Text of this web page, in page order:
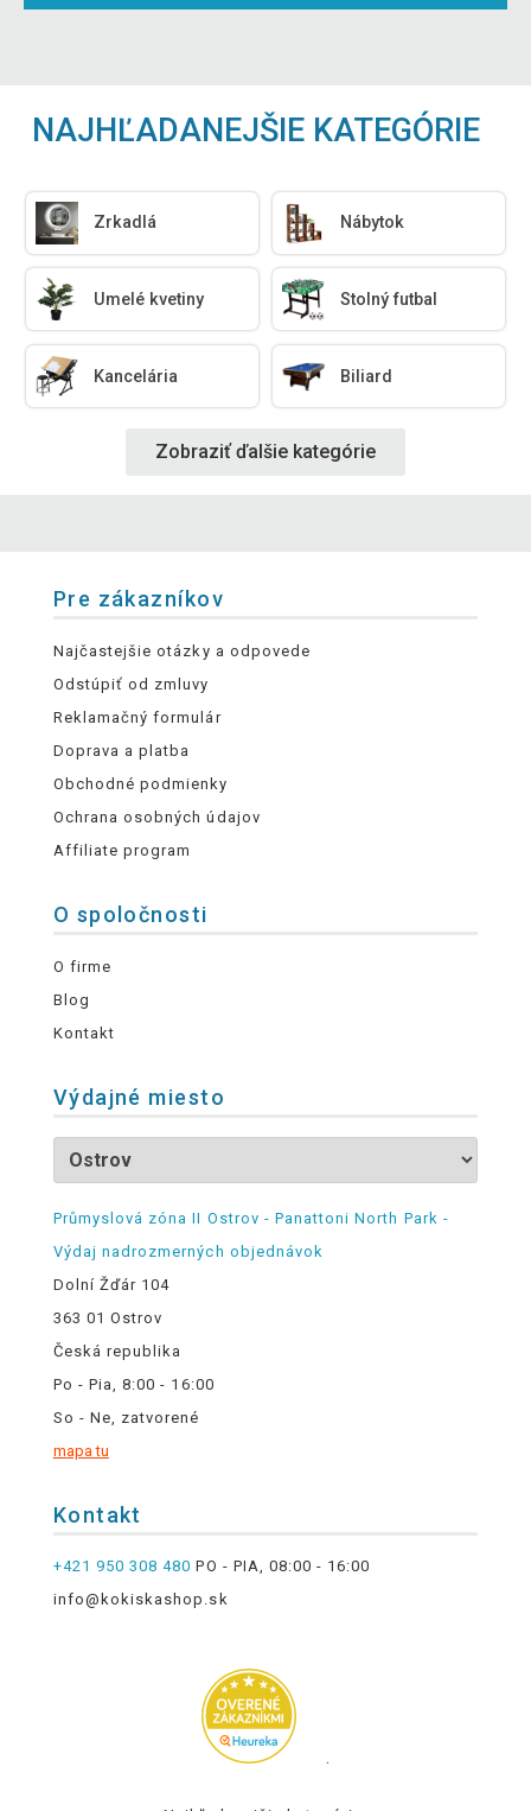
NAJHĽADANEJŠIE KATEGÓRIE
Zrkadlá Nábytok
Umelé kvetiny Stolný futbal
Kancelária Biliard
Zobraziť ďalšie kategórie
Pre zákazníkov
Najčastejšie otázky a odpovede
Odstúpiť od zmluvy
Reklamačný formulár
Doprava a platba
Obchodné podmienky
Ochrana osobných údajov
Affiliate program
O spoločnosti
O firme
Blog
Kontakt
Výdajné miesto
Průmyslová zóna II Ostrov - Panattoni North Park -
Výdaj nadrozmerných objednávok
Dolní Žďár 104
363 01 Ostrov
Česká republika
Po - Pia, 8:00 - 16:00
So - Ne, zatvorené
mapa tu
Kontakt
+421 950 308 480 PO - PIA, 08:00 - 16:00
info@kokiskashop.sk
.